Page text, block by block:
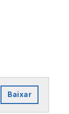
Baixar